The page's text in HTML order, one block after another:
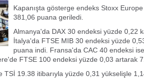
Kapanışta gösterge endeks Stoxx
381,06 puana geriledi.
Almanya'da DAX 30 endeksi yüzde 0,22
İtalya'da FTSE MIB 30 endeksi yüzde
puana indi. Fransa'da CAC 40 endeksi
FTSE 100 endeksi yüzde 0,03 artarak
TSİ 19.38 itibarıyla yüzde 0,31 yükselişle